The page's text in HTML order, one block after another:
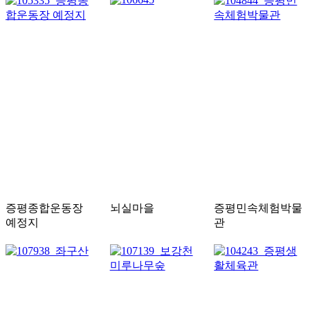
증평종합운동장
예정지
뇌실마을
증평민속체험박물
관